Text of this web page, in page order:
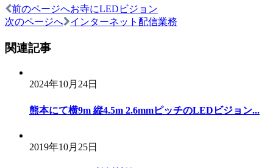
前のページへお寺にLEDビジョン
次のページへ
インターネット配信業務
関連記事
2024年10月24日
熊本にて横9m 縦4.5m 2.6mmピッチのLEDビジョン...
2019年10月25日